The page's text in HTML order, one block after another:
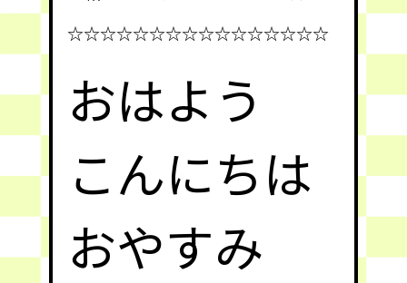
☆☆☆☆☆☆☆☆☆☆☆☆☆☆☆☆
おはよう
こんにちは
おやすみ